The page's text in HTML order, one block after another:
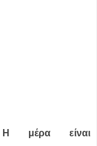
Η μέρα είναι